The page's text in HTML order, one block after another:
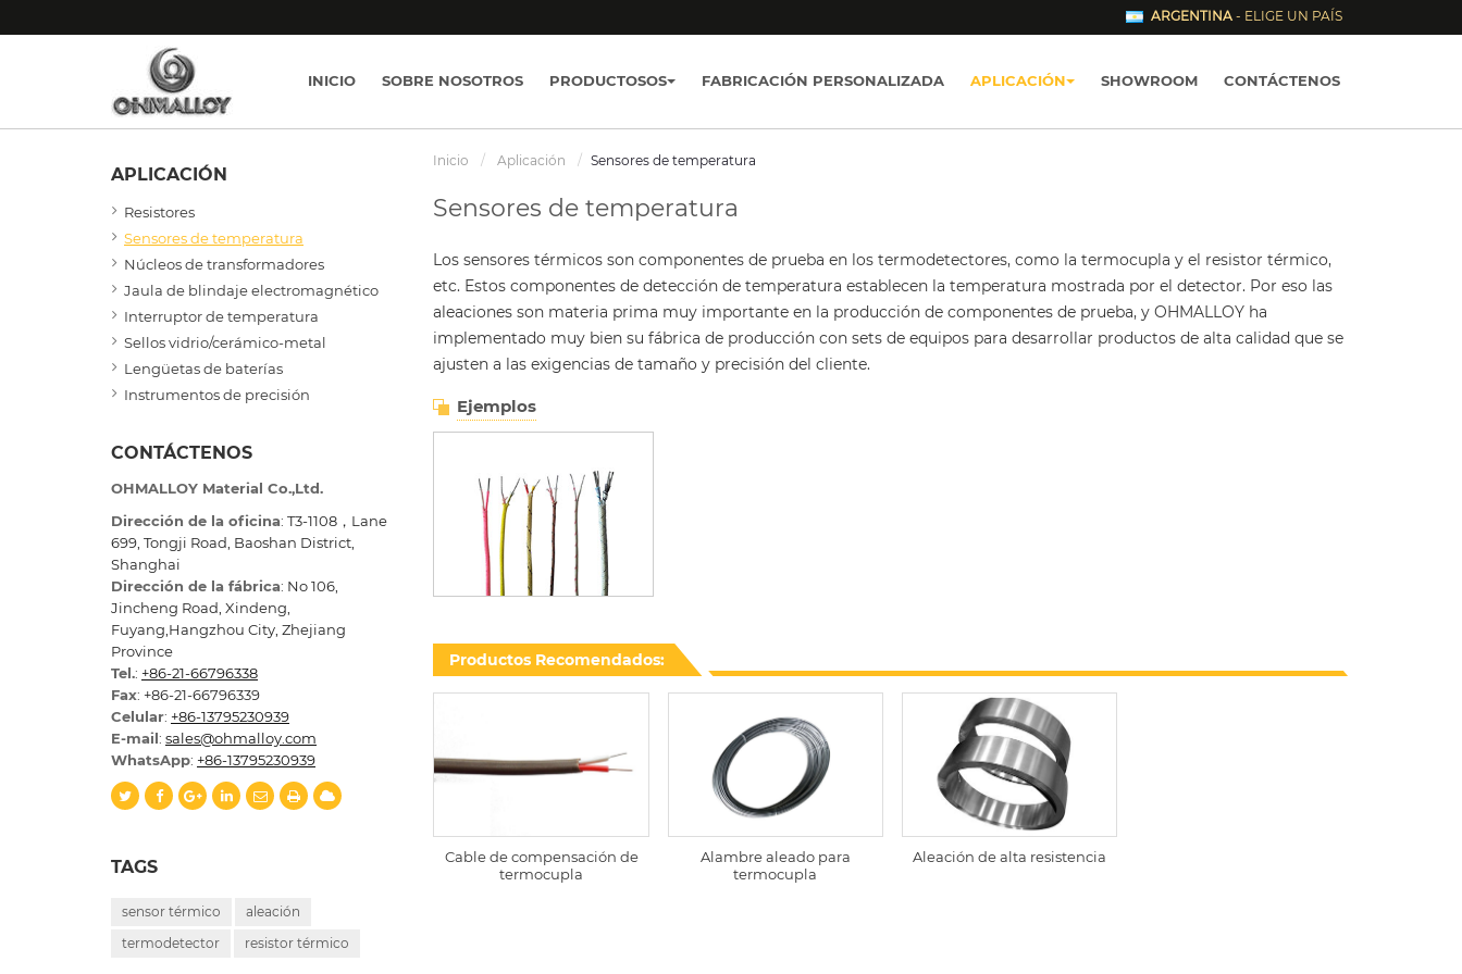
ARGENTINA - ELIGE UN PAÍS
INICIO SOBRE NOSOTROS PRODUCTOSOS FABRICACIÓN PERSONALIZADA APLICACIÓN SHOWROOM CONTÁCTENOS
Inicio Aplicación Sensores de temperatura
Sensores de temperatura
Los sensores térmicos son componentes de prueba en los termodetectores, como la termocupla y el resistor térmico,
etc. Estos componentes de detección de temperatura establecen la temperatura mostrada por el detector. Por eso las
aleaciones son materia prima muy importante en la producción de componentes de prueba, y OHMALLOY ha
implementado muy bien su fábrica de producción con sets de equipos para desarrollar productos de alta calidad que se
ajusten a las exigencias de tamaño y precisión del cliente.
Ejemplos
Productos Recomendados:
Cable de compensación de
termocupla
Alambre aleado para
termocupla
Aleación de alta resistencia
APLICACIÓN
Resistores
Sensores de temperatura
Núcleos de transformadores
Jaula de blindaje electromagnético
Interruptor de temperatura
Sellos vidrio/cerámico-metal
Lengüetas de baterías
Instrumentos de precisión
CONTÁCTENOS
OHMALLOY Material Co.,Ltd.
Dirección de la oficina: T3-1108，Lane
699, Tongji Road, Baoshan District,
Shanghai
Dirección de la fábrica: No 106,
Jincheng Road, Xindeng,
Fuyang,Hangzhou City, Zhejiang
Province
Tel.: +86-21-66796338
Fax: +86-21-66796339
Celular: +86-13795230939
E-mail: sales@ohmalloy.com
WhatsApp: +86-13795230939
TAGS
sensor térmico
aleación
termodetector
resistor térmico